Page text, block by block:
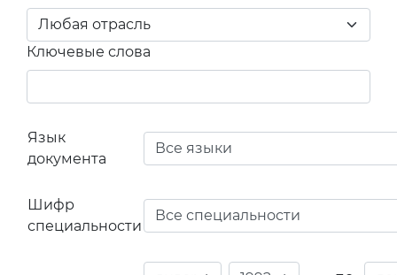
Ключевые слова
Язык
документа
Шифр
специальности